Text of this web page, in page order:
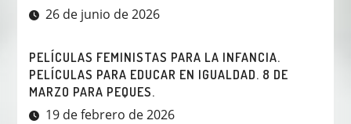
26 de junio de 2026
PELÍCULAS FEMINISTAS PARA LA INFANCIA.
PELÍCULAS PARA EDUCAR EN IGUALDAD. 8 DE
MARZO PARA PEQUES.
19 de febrero de 2026